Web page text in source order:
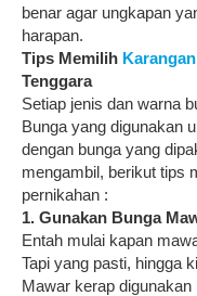
benar agar ungkapan
harapan.
Tips Memilih
Tenggara
Setiap jenis dan warna
Bunga yang digunakan
dengan bunga yang
mengambil, berikut tips
pernikahan :
1. Gunakan Bunga
Entah mulai kapan
Tapi yang pasti, hingga
Mawar kerap